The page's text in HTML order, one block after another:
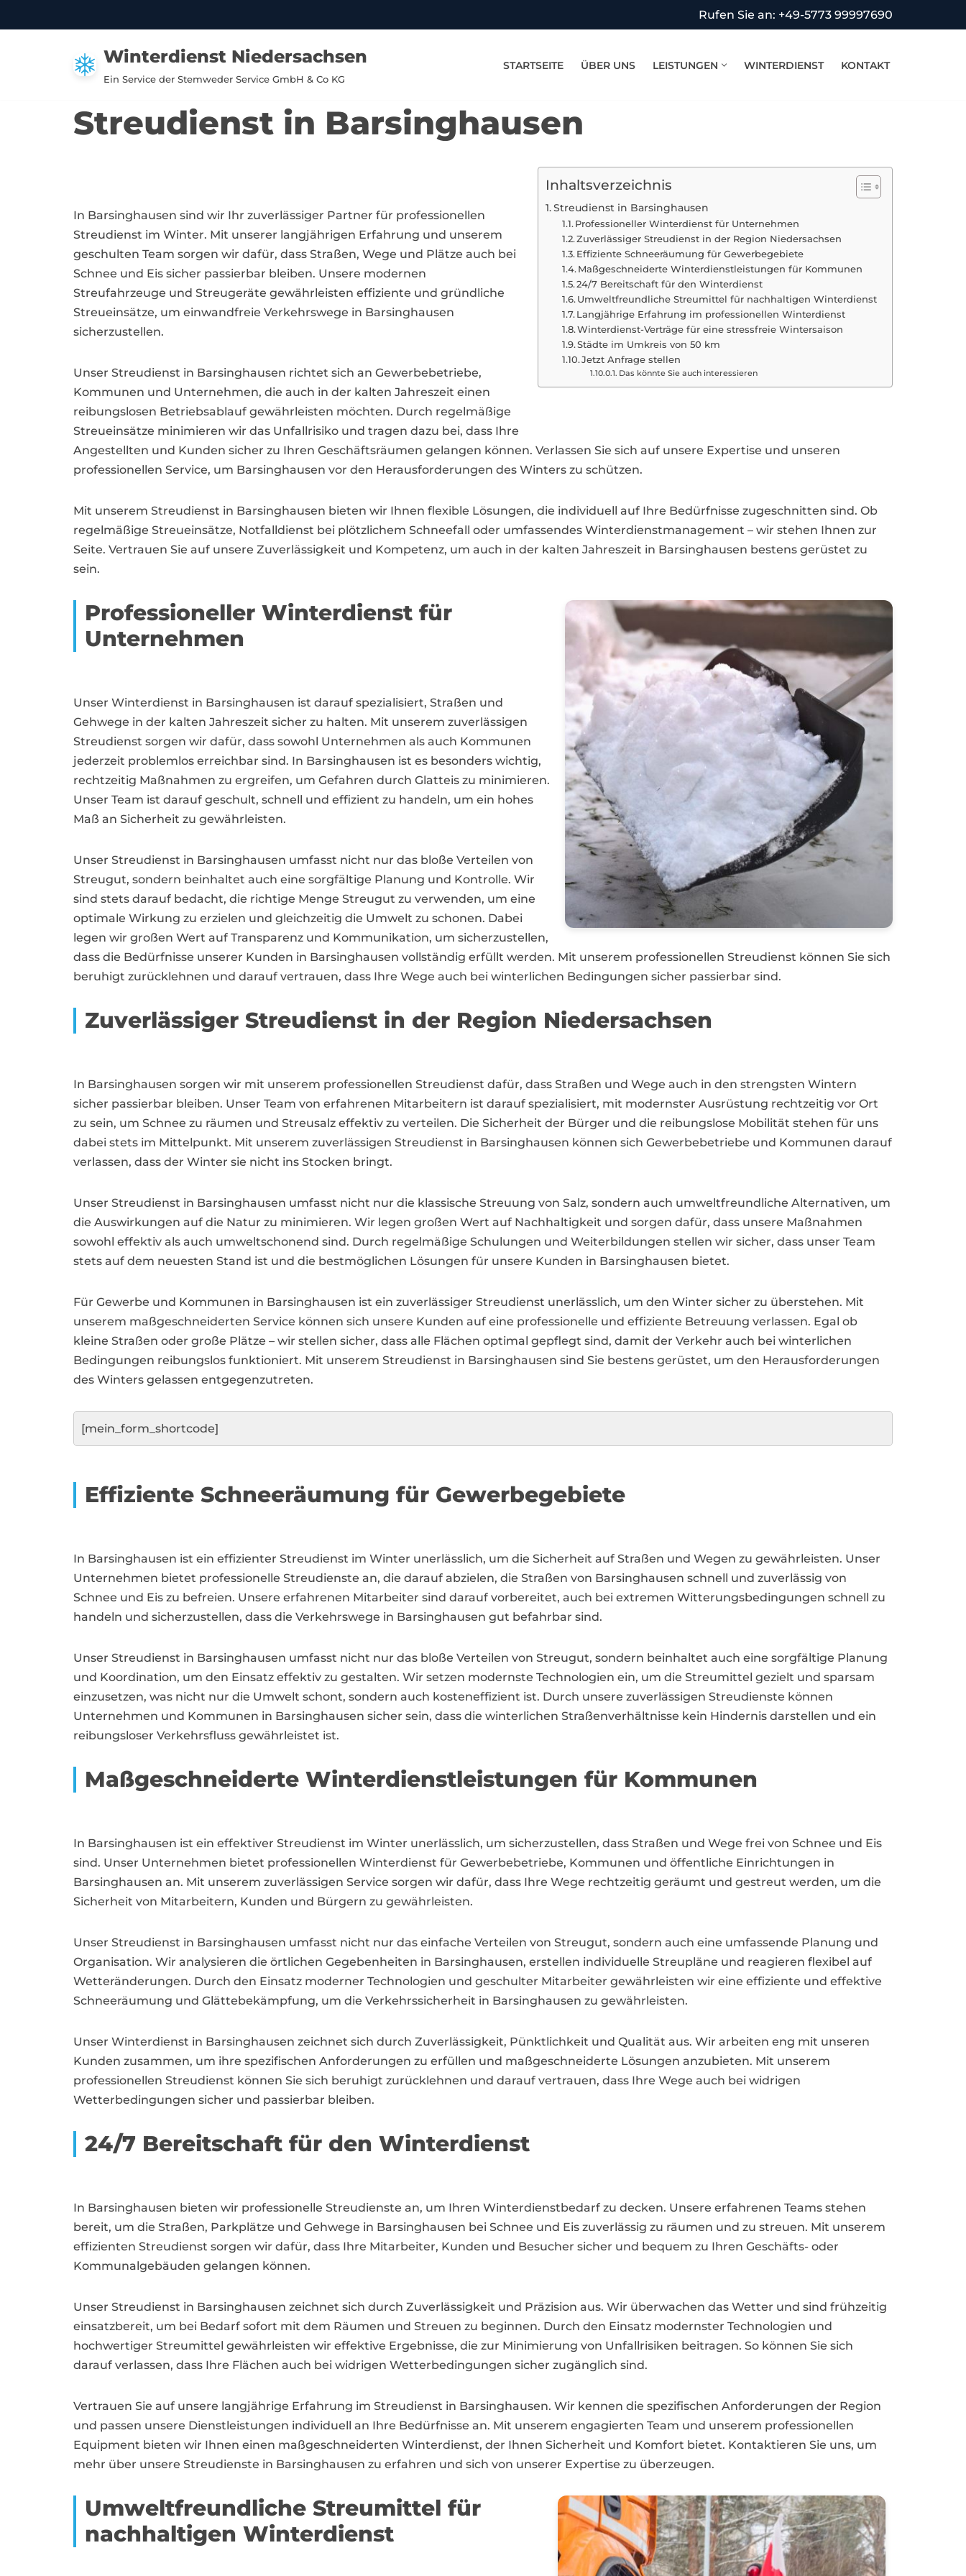
Rufen Sie an: +49-5773 99997690
Winterdienst Niedersachsen
Ein Service der Stemweder Service GmbH & Co KG
STARTSEITE ÜBER UNS LEISTUNGEN WINTERDIENST KONTAKT
Streudienst in Barsinghausen
Inhaltsverzeichnis
Streudienst in Barsinghausen
Professioneller Winterdienst für Unternehmen
Zuverlässiger Streudienst in der Region Niedersachsen
Effiziente Schneeräumung für Gewerbegebiete
Maßgeschneiderte Winterdienstleistungen für Kommunen
24/7 Bereitschaft für den Winterdienst
Umweltfreundliche Streumittel für nachhaltigen Winterdienst
Langjährige Erfahrung im professionellen Winterdienst
Winterdienst-Verträge für eine stressfreie Wintersaison
Städte im Umkreis von 50 km
Jetzt Anfrage stellen
Das könnte Sie auch interessieren
In Barsinghausen sind wir Ihr zuverlässiger Partner für professionellen
Streudienst im Winter. Mit unserer langjährigen Erfahrung und unserem
geschulten Team sorgen wir dafür, dass Straßen, Wege und Plätze auch bei
Schnee und Eis sicher passierbar bleiben. Unsere modernen
Streufahrzeuge und Streugeräte gewährleisten effiziente und gründliche
Streueinsätze, um einwandfreie Verkehrswege in Barsinghausen
sicherzustellen.
Unser Streudienst in Barsinghausen richtet sich an Gewerbebetriebe,
Kommunen und Unternehmen, die auch in der kalten Jahreszeit einen
reibungslosen Betriebsablauf gewährleisten möchten. Durch regelmäßige
Streueinsätze minimieren wir das Unfallrisiko und tragen dazu bei, dass Ihre
Angestellten und Kunden sicher zu Ihren Geschäftsräumen gelangen können. Verlassen Sie sich auf unsere Expertise und unseren
professionellen Service, um Barsinghausen vor den Herausforderungen des Winters zu schützen.
Mit unserem Streudienst in Barsinghausen bieten wir Ihnen flexible Lösungen, die individuell auf Ihre Bedürfnisse zugeschnitten sind. Ob
regelmäßige Streueinsätze, Notfalldienst bei plötzlichem Schneefall oder umfassendes Winterdienstmanagement – wir stehen Ihnen zur
Seite. Vertrauen Sie auf unsere Zuverlässigkeit und Kompetenz, um auch in der kalten Jahreszeit in Barsinghausen bestens gerüstet zu
sein.
Professioneller Winterdienst für
Unternehmen
Unser Winterdienst in Barsinghausen ist darauf spezialisiert, Straßen und
Gehwege in der kalten Jahreszeit sicher zu halten. Mit unserem zuverlässigen
Streudienst sorgen wir dafür, dass sowohl Unternehmen als auch Kommunen
jederzeit problemlos erreichbar sind. In Barsinghausen ist es besonders wichtig,
rechtzeitig Maßnahmen zu ergreifen, um Gefahren durch Glatteis zu minimieren.
Unser Team ist darauf geschult, schnell und effizient zu handeln, um ein hohes
Maß an Sicherheit zu gewährleisten.
Unser Streudienst in Barsinghausen umfasst nicht nur das bloße Verteilen von
Streugut, sondern beinhaltet auch eine sorgfältige Planung und Kontrolle. Wir
sind stets darauf bedacht, die richtige Menge Streugut zu verwenden, um eine
optimale Wirkung zu erzielen und gleichzeitig die Umwelt zu schonen. Dabei
legen wir großen Wert auf Transparenz und Kommunikation, um sicherzustellen,
dass die Bedürfnisse unserer Kunden in Barsinghausen vollständig erfüllt werden. Mit unserem professionellen Streudienst können Sie sich
beruhigt zurücklehnen und darauf vertrauen, dass Ihre Wege auch bei winterlichen Bedingungen sicher passierbar sind.
Zuverlässiger Streudienst in der Region Niedersachsen
In Barsinghausen sorgen wir mit unserem professionellen Streudienst dafür, dass Straßen und Wege auch in den strengsten Wintern
sicher passierbar bleiben. Unser Team von erfahrenen Mitarbeitern ist darauf spezialisiert, mit modernster Ausrüstung rechtzeitig vor Ort
zu sein, um Schnee zu räumen und Streusalz effektiv zu verteilen. Die Sicherheit der Bürger und die reibungslose Mobilität stehen für uns
dabei stets im Mittelpunkt. Mit unserem zuverlässigen Streudienst in Barsinghausen können sich Gewerbebetriebe und Kommunen darauf
verlassen, dass der Winter sie nicht ins Stocken bringt.
Unser Streudienst in Barsinghausen umfasst nicht nur die klassische Streuung von Salz, sondern auch umweltfreundliche Alternativen, um
die Auswirkungen auf die Natur zu minimieren. Wir legen großen Wert auf Nachhaltigkeit und sorgen dafür, dass unsere Maßnahmen
sowohl effektiv als auch umweltschonend sind. Durch regelmäßige Schulungen und Weiterbildungen stellen wir sicher, dass unser Team
stets auf dem neuesten Stand ist und die bestmöglichen Lösungen für unsere Kunden in Barsinghausen bietet.
Für Gewerbe und Kommunen in Barsinghausen ist ein zuverlässiger Streudienst unerlässlich, um den Winter sicher zu überstehen. Mit
unserem maßgeschneiderten Service können sich unsere Kunden auf eine professionelle und effiziente Betreuung verlassen. Egal ob
kleine Straßen oder große Plätze – wir stellen sicher, dass alle Flächen optimal gepflegt sind, damit der Verkehr auch bei winterlichen
Bedingungen reibungslos funktioniert. Mit unserem Streudienst in Barsinghausen sind Sie bestens gerüstet, um den Herausforderungen
des Winters gelassen entgegenzutreten.
[mein_form_shortcode]
Effiziente Schneeräumung für Gewerbegebiete
In Barsinghausen ist ein effizienter Streudienst im Winter unerlässlich, um die Sicherheit auf Straßen und Wegen zu gewährleisten. Unser
Unternehmen bietet professionelle Streudienste an, die darauf abzielen, die Straßen von Barsinghausen schnell und zuverlässig von
Schnee und Eis zu befreien. Unsere erfahrenen Mitarbeiter sind darauf vorbereitet, auch bei extremen Witterungsbedingungen schnell zu
handeln und sicherzustellen, dass die Verkehrswege in Barsinghausen gut befahrbar sind.
Unser Streudienst in Barsinghausen umfasst nicht nur das bloße Verteilen von Streugut, sondern beinhaltet auch eine sorgfältige Planung
und Koordination, um den Einsatz effektiv zu gestalten. Wir setzen modernste Technologien ein, um die Streumittel gezielt und sparsam
einzusetzen, was nicht nur die Umwelt schont, sondern auch kosteneffizient ist. Durch unsere zuverlässigen Streudienste können
Unternehmen und Kommunen in Barsinghausen sicher sein, dass die winterlichen Straßenverhältnisse kein Hindernis darstellen und ein
reibungsloser Verkehrsfluss gewährleistet ist.
Maßgeschneiderte Winterdienstleistungen für Kommunen
In Barsinghausen ist ein effektiver Streudienst im Winter unerlässlich, um sicherzustellen, dass Straßen und Wege frei von Schnee und Eis
sind. Unser Unternehmen bietet professionellen Winterdienst für Gewerbebetriebe, Kommunen und öffentliche Einrichtungen in
Barsinghausen an. Mit unserem zuverlässigen Service sorgen wir dafür, dass Ihre Wege rechtzeitig geräumt und gestreut werden, um die
Sicherheit von Mitarbeitern, Kunden und Bürgern zu gewährleisten.
Unser Streudienst in Barsinghausen umfasst nicht nur das einfache Verteilen von Streugut, sondern auch eine umfassende Planung und
Organisation. Wir analysieren die örtlichen Gegebenheiten in Barsinghausen, erstellen individuelle Streupläne und reagieren flexibel auf
Wetteränderungen. Durch den Einsatz moderner Technologien und geschulter Mitarbeiter gewährleisten wir eine effiziente und effektive
Schneeräumung und Glättebekämpfung, um die Verkehrssicherheit in Barsinghausen zu gewährleisten.
Unser Winterdienst in Barsinghausen zeichnet sich durch Zuverlässigkeit, Pünktlichkeit und Qualität aus. Wir arbeiten eng mit unseren
Kunden zusammen, um ihre spezifischen Anforderungen zu erfüllen und maßgeschneiderte Lösungen anzubieten. Mit unserem
professionellen Streudienst können Sie sich beruhigt zurücklehnen und darauf vertrauen, dass Ihre Wege auch bei widrigen
Wetterbedingungen sicher und passierbar bleiben.
24/7 Bereitschaft für den Winterdienst
In Barsinghausen bieten wir professionelle Streudienste an, um Ihren Winterdienstbedarf zu decken. Unsere erfahrenen Teams stehen
bereit, um die Straßen, Parkplätze und Gehwege in Barsinghausen bei Schnee und Eis zuverlässig zu räumen und zu streuen. Mit unserem
effizienten Streudienst sorgen wir dafür, dass Ihre Mitarbeiter, Kunden und Besucher sicher und bequem zu Ihren Geschäfts- oder
Kommunalgebäuden gelangen können.
Unser Streudienst in Barsinghausen zeichnet sich durch Zuverlässigkeit und Präzision aus. Wir überwachen das Wetter und sind frühzeitig
einsatzbereit, um bei Bedarf sofort mit dem Räumen und Streuen zu beginnen. Durch den Einsatz modernster Technologien und
hochwertiger Streumittel gewährleisten wir effektive Ergebnisse, die zur Minimierung von Unfallrisiken beitragen. So können Sie sich
darauf verlassen, dass Ihre Flächen auch bei widrigen Wetterbedingungen sicher zugänglich sind.
Vertrauen Sie auf unsere langjährige Erfahrung im Streudienst in Barsinghausen. Wir kennen die spezifischen Anforderungen der Region
und passen unsere Dienstleistungen individuell an Ihre Bedürfnisse an. Mit unserem engagierten Team und unserem professionellen
Equipment bieten wir Ihnen einen maßgeschneiderten Winterdienst, der Ihnen Sicherheit und Komfort bietet. Kontaktieren Sie uns, um
mehr über unsere Streudienste in Barsinghausen zu erfahren und sich von unserer Expertise zu überzeugen.
Umweltfreundliche Streumittel für
nachhaltigen Winterdienst